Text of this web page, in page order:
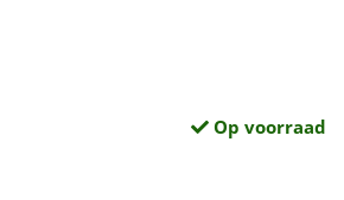
Op voorraad